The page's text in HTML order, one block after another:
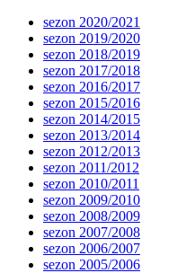
sezon 2020/2021
sezon 2019/2020
sezon 2018/2019
sezon 2017/2018
sezon 2016/2017
sezon 2015/2016
sezon 2014/2015
sezon 2013/2014
sezon 2012/2013
sezon 2011/2012
sezon 2010/2011
sezon 2009/2010
sezon 2008/2009
sezon 2007/2008
sezon 2006/2007
sezon 2005/2006